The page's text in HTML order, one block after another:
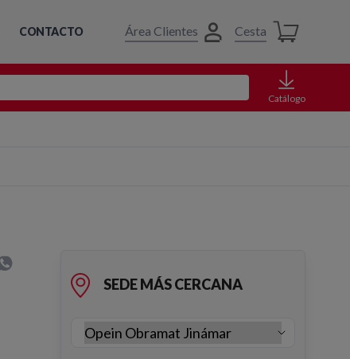
CONTACTO Área Clientes Cesta
Catálogo
SEDE MÁS CERCANA